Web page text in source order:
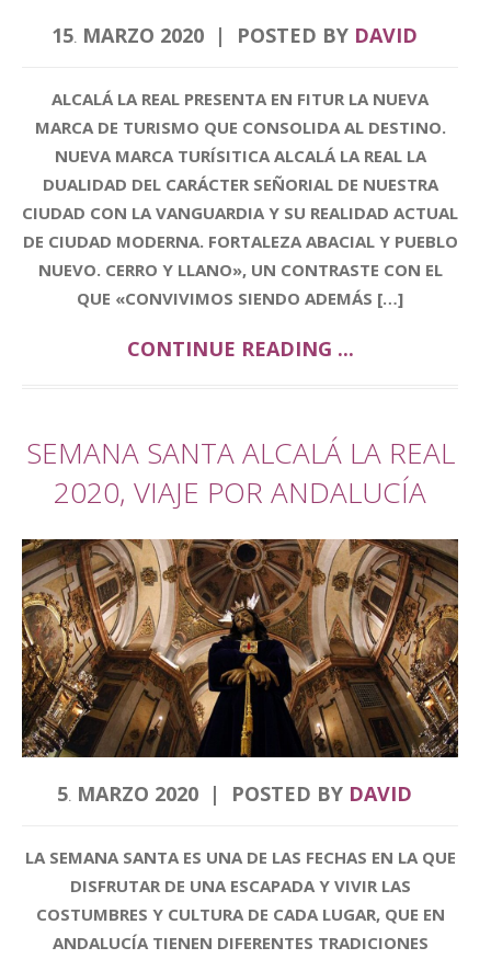
15. MARZO 2020 POSTED BY DAVID
ALCALÁ LA REAL PRESENTA EN FITUR LA NUEVA
MARCA DE TURISMO QUE CONSOLIDA AL DESTINO.
NUEVA MARCA TURÍSITICA ALCALÁ LA REAL LA
DUALIDAD DEL CARÁCTER SEÑORIAL DE NUESTRA
CIUDAD CON LA VANGUARDIA Y SU REALIDAD ACTUAL
DE CIUDAD MODERNA. FORTALEZA ABACIAL Y PUEBLO
NUEVO. CERRO Y LLANO», UN CONTRASTE CON EL
QUE «CONVIVIMOS SIENDO ADEMÁS […]
CONTINUE READING ...
SEMANA SANTA ALCALÁ LA REAL
2020, VIAJE POR ANDALUCÍA
5. MARZO 2020 POSTED BY DAVID
LA SEMANA SANTA ES UNA DE LAS FECHAS EN LA QUE
DISFRUTAR DE UNA ESCAPADA Y VIVIR LAS
COSTUMBRES Y CULTURA DE CADA LUGAR, QUE EN
ANDALUCÍA TIENEN DIFERENTES TRADICIONES